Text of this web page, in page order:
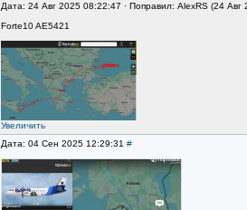
Дата: 24 Авг 2025 08:22:47 · Поправил: AlexRS (24
Forte10 AE5421
Увеличить
Дата: 04 Сен 2025 12:29:31 #